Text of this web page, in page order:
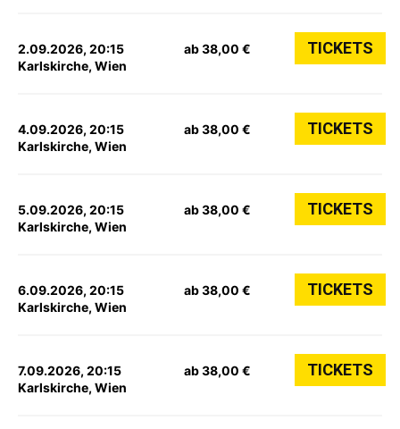
2.09.2026, 20:15
Karlskirche, Wien
ab 38,00 € TICKETS
4.09.2026, 20:15
Karlskirche, Wien
ab 38,00 € TICKETS
5.09.2026, 20:15
Karlskirche, Wien
ab 38,00 € TICKETS
6.09.2026, 20:15
Karlskirche, Wien
ab 38,00 € TICKETS
7.09.2026, 20:15
Karlskirche, Wien
ab 38,00 € TICKETS